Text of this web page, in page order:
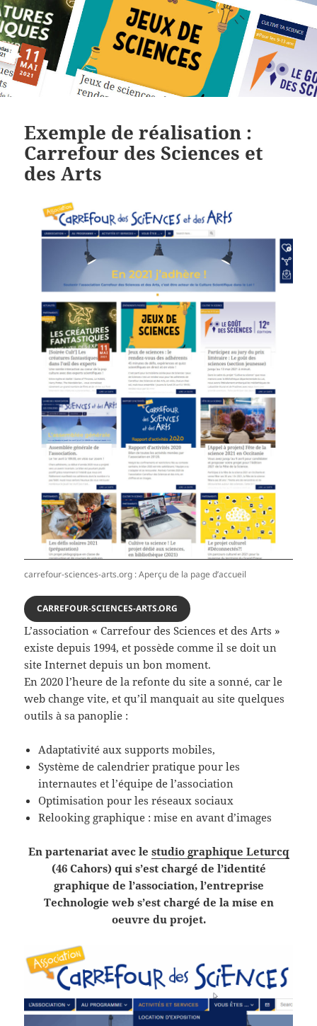
Exemple de réalisation :
Carrefour des Sciences et
des Arts
carrefour-sciences-arts.org : Aperçu de la page d’accueil
CARREFOUR-SCIENCES-ARTS.ORG
L’association « Carrefour des Sciences et des Arts »
existe depuis 1994, et possède comme il se doit un
site Internet depuis un bon moment.
En 2020 l’heure de la refonte du site a sonné, car le
web change vite, et qu’il manquait au site quelques
outils à sa panoplie :
Adaptativité aux supports mobiles,
Système de calendrier pratique pour les
internautes et l’équipe de l’association
Optimisation pour les réseaux sociaux
Relooking graphique : mise en avant d’images
En partenariat avec le studio graphique Leturcq
(46 Cahors) qui s’est chargé de l’identité
graphique de l’association, l’entreprise
Technologie web s’est chargé de la mise en
oeuvre du projet.